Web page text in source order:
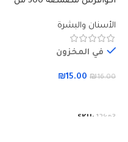
الأسنان والبشرة
في المخزون
₪16.00
₪15.00
SKU: 12863